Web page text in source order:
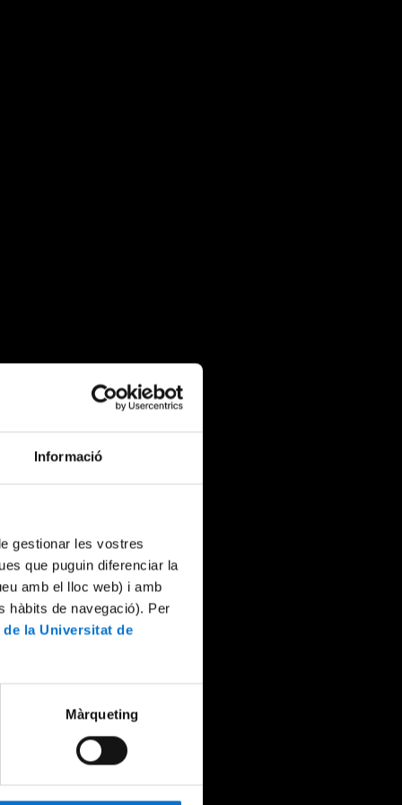
Informació
gestionar les vostres
que puguin diferenciar la
amb el lloc web) i amb
hàbits de navegació). Per
la Universitat de
Màrqueting